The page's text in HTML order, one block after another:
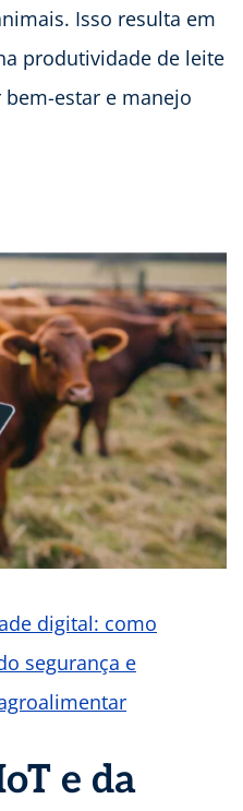
Isso resulta em
produtividade de leite
estar e manejo
digital: como
segurança e
e da